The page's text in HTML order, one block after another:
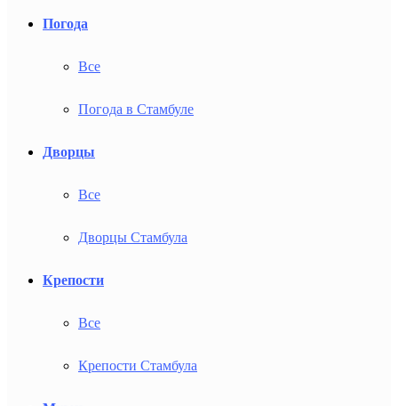
Погода
Все
Погода в Стамбуле
Дворцы
Все
Дворцы Стамбула
Крепости
Все
Крепости Стамбула